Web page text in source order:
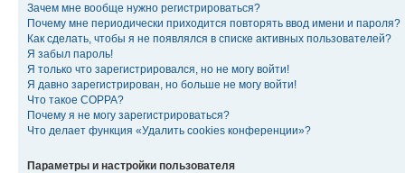
Зачем мне вообще нужно регистрироваться?
Почему мне периодически приходится повторять ввод имени и пароля?
Как сделать, чтобы я не появлялся в списке активных пользователей?
Я забыл пароль!
Я только что зарегистрировался, но не могу войти!
Я давно зарегистрирован, но больше не могу войти!
Что такое COPPA?
Почему я не могу зарегистрироваться?
Что делает функция «Удалить cookies конференции»?
Параметры и настройки пользователя